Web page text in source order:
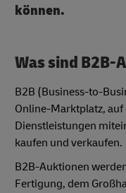
können.
Was sind B2B-
B2B (Business-to-
Online-Marktplatz,
Dienstleistungen
kaufen und verkaufen.
B2B-Auktionen
Fertigung, dem